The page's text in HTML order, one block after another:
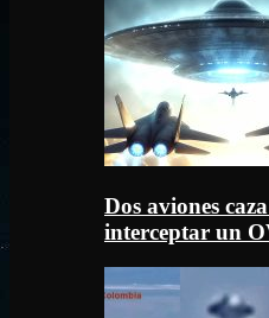
Dos aviones
interceptar un